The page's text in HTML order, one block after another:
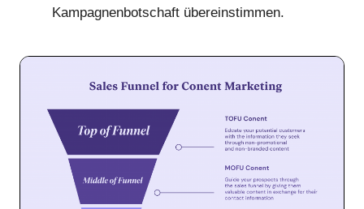
Kampagnenbotschaft übereinstimmen.